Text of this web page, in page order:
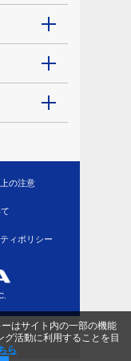
の注意
ィポリシー
はサイト内の一部の機能
活動に利用することを目
ら